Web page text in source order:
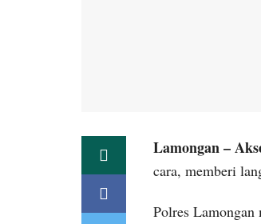
Lamongan –
cara, memberi
Polres